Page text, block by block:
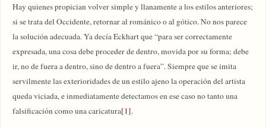
Hay quienes propician volver simple y llanamente a los estilos anteriores;
si se trata del Occidente, retornar al románico o al gótico. No nos parece
la solución adecuada. Ya decía Eckhart que “para ser correctamente
expresada, una cosa debe proceder de dentro, movida por su forma; debe
ir, no de fuera a dentro, sino de dentro a fuera”. Siempre que se imita
servilmente las exterioridades de un estilo ajeno la operación del artista
queda viciada, e inmediatamente detectamos en ese caso no tanto una
falsificación como una caricatura[1].